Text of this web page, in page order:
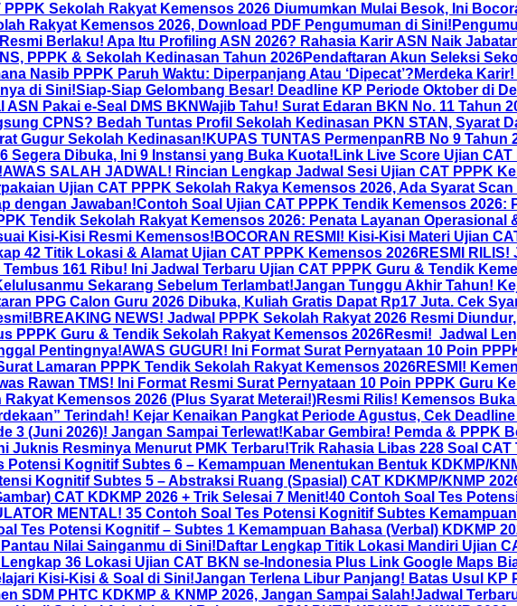
PPPK Sekolah Rakyat Kemensos 2026 Diumumkan Mulai Besok, Ini
Rakyat Kemensos 2026, Download PDF Pengumuman di Sini!
Resmi Berlaku! Apa Itu Profiling ASN 2026? Rahasia Karir ASN Naik
PPPK & Sekolah Kedinasan Tahun 2026Pendaftaran Akun Seleksi
Nasib PPPK Paruh Waktu: Diperpanjang Atau ‘Dipecat’? Merdeka
di Sini!Siap-Siap Gelombang Besar! Deadline KP Periode Oktober di
Pakai e-Seal DMS BKNWajib Tahu! Surat Edaran BKN No. 11 Tahun
CPNS? Bedah Tuntas Profil Sekolah Kedinasan PKN STAN, Syarat
Gugur Sekolah Kedinasan! KUPAS TUNTAS PermenpanRB No 9
Segera Dibuka, Ini 9 Instansi yang Buka Kuota! Link Live Score Ujian
AWAS SALAH JADWAL! Rincian Lengkap Jadwal Sesi Ujian CAT PPPK
Ujian CAT PPPK Sekolah Rakya Kemensos 2026, Ada Syarat Scan
dengan Jawaban!Contoh Soal Ujian CAT PPPK Tendik Kemensos
Tendik Sekolah Rakyat Kemensos 2026: Penata Layanan Operasional
Kisi-Kisi Resmi Kemensos! BOCORAN RESMI! Kisi-Kisi Materi Ujian
42 Titik Lokasi & Alamat Ujian CAT PPPK Kemensos 2026RESMI
Tembus 161 Ribu! Ini Jadwal Terbaru Ujian CAT PPPK Guru & Tendik
Sekarang Sebelum Terlambat!Jangan Tunggu Akhir Tahun!
PPG Calon Guru 2026 Dibuka, Kuliah Gratis Dapat Rp17 Juta. Cek
BREAKING NEWS! Jadwal PPPK Sekolah Rakyat 2026 Resmi
PPPK Guru & Tendik Sekolah Rakyat Kemensos 2026Resmi! Jadwal
Pentingnya!AWAS GUGUR! Ini Format Surat Pernyataan 10 Poin
Lamaran PPPK Tendik Sekolah Rakyat Kemensos 2026RESMI!
Rawan TMS! Ini Format Resmi Surat Pernyataan 10 Poin PPPK Guru
Kemensos 2026 (Plus Syarat Meterai!)Resmi Rilis! Kemensos
Terindah! Kejar Kenaikan Pangkat Periode Agustus, Cek
3 (Juni 2026)! Jangan Sampai Terlewat! Kabar Gembira! Pemda & PPPK
Juknis Resminya Menurut PMK Terbaru!Trik Rahasia Libas 228 Soal
Potensi Kognitif Subtes 6 – Kemampuan Menentukan Bentuk KDKMP/
Kognitif Subtes 5 – Abstraksi Ruang (Spasial) CAT KDKMP/KNMP
CAT KDKMP 2026 + Trik Selesai 7 Menit!40 Contoh Soal Tes
MENTAL! 35 Contoh Soal Tes Potensi Kognitif Subtes
Tes Potensi Kognitif – Subtes 1 Kemampuan Bahasa (Verbal) KDKMP
Nilai Sainganmu di Sini! Daftar Lengkap Titik Lokasi Mandiri Ujian
36 Lokasi Ujian CAT BKN se-Indonesia Plus Link Google Maps
Kisi-Kisi & Soal di Sini!Jangan Terlena Libur Panjang! Batas Usul KP
SDM PHTC KDKMP & KNMP 2026, Jangan Sampai Salah!Jadwal